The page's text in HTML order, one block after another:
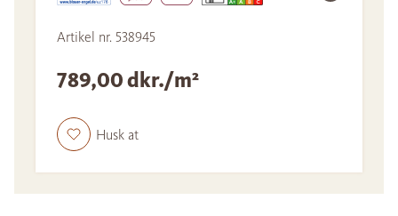
Artikel nr. 538945
789,00 dkr./m²
Husk at